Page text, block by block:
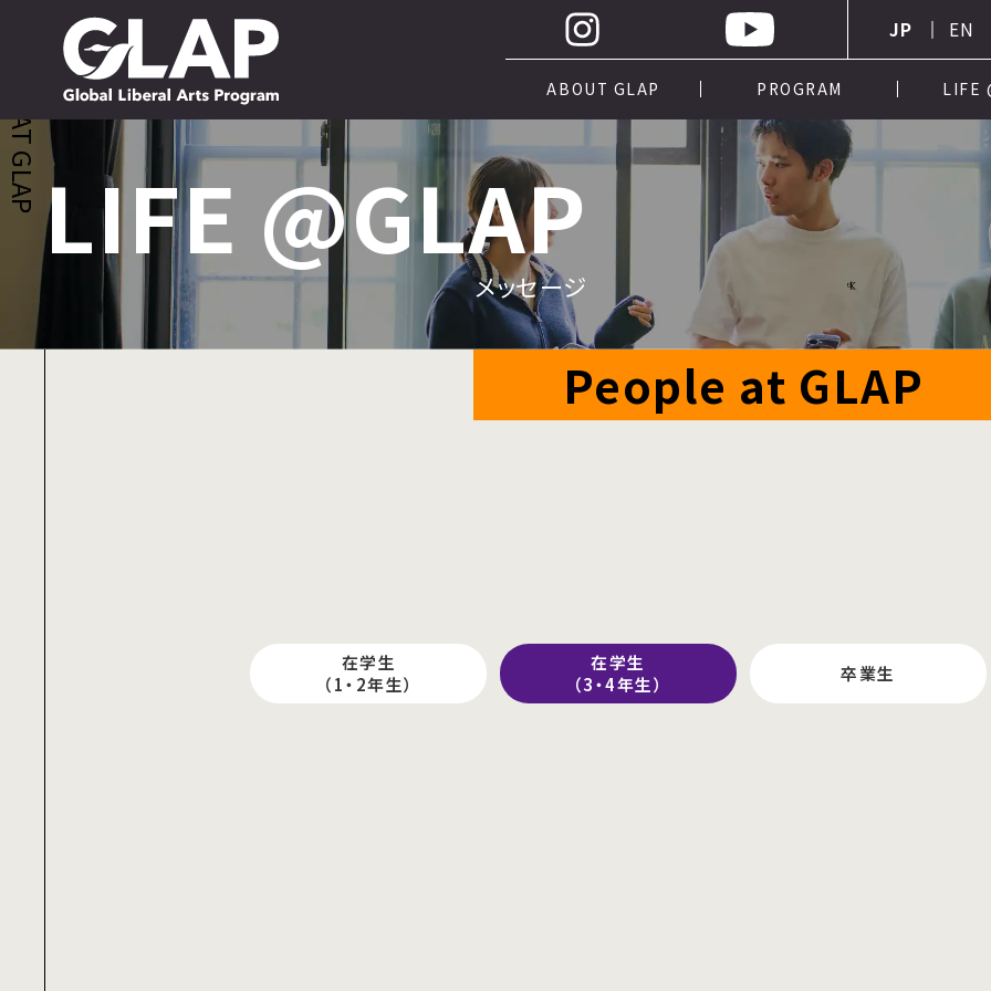
JP EN
ABOUT GLAP PROGRAM LIFE
LIFE @GLAP
メッセージ
PEOPLE AT GLAP
People at GLAP
在学生
（1・2年生）
在学生
（3・4年生）
卒業生